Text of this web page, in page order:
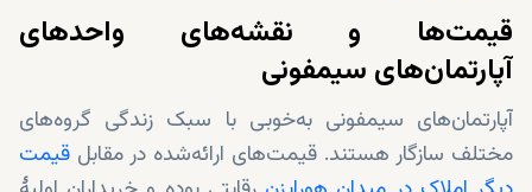
قیمت‌ها و نقشه‌های واحدهای
آپارتمان‌های سیمفونی
آپارتمان‌های سیمفونی به‌خوبی با سبک زندگی گروه‌های
مختلف سازگار هستند. قیمت‌های ارائه‌شده در مقابل قیمت